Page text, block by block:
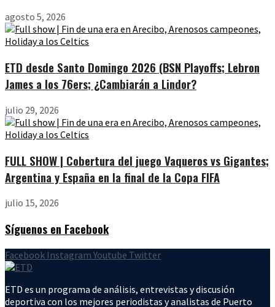
agosto 5, 2026
ETD desde Santo Domingo 2026 (BSN Playoffs; Lebron
James a los 76ers; ¿Cambiarán a Lindor?
julio 29, 2026
FULL SHOW | Cobertura del juego Vaqueros vs Gigantes;
Argentina y España en la final de la Copa FIFA
julio 15, 2026
Síguenos en Facebook
Facebook Instagram Youtube Twitter
ETD es un programa de análisis, entrevistas y discusión
deportiva con los mejores periodistas y analistas de Puerto